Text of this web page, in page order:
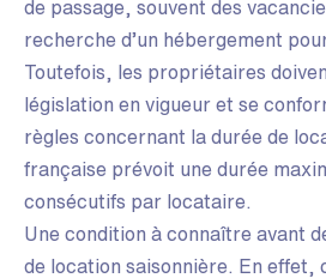
de passage, souvent des
recherche d’un hébergement
Toutefois, les propriétaires
législation en vigueur et se
règles concernant la durée de
française prévoit une durée
consécutifs par locataire.
Une condition à connaître avant
de location saisonnière. En effet,